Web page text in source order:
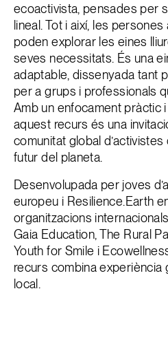
ecoactivista, pensades per
lineal. Tot i així, les
poden explorar les eines
seves necessitats. És una
adaptable, dissenyada tant
per a grups i professionals
Amb un enfocament pràctic
aquest recurs és una
comunitat global
futur del planeta.
Desenvolupada per joves
europeu i Resilience.Earth
organitzacions
Gaia Education, The Rural
Youth for Smile i
recurs combina experiència
local.